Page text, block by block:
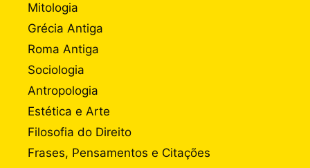
Mitologia
Grécia Antiga
Roma Antiga
Sociologia
Antropologia
Estética e Arte
Filosofia do Direito
Frases, Pensamentos e Citações